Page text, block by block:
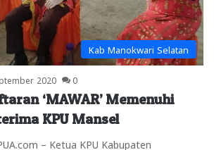
Kab Manokwari Selatan
2020 0
‘MAWAR’ Memenuhi
KPU Mansel
– Ketua KPU Kabupaten